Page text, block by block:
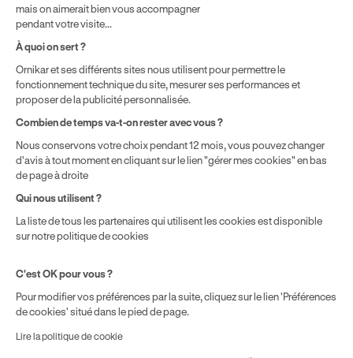
localisation géographique et du type de formules que vous
achetez comme détaillé dans nosConditions Générales de
Vente.
mais on aimerait bien vous accompagner
pendant votre visite...
À quoi on sert ?
Ornikar et ses différents sites nous utilisent pour permettre le
fonctionnement technique du site, mesurer ses performances et
proposer de la publicité personnalisée.
Combien de temps va-t-on rester avec vous ?
Nous conservons votre choix pendant 12 mois, vous pouvez changer
d'avis à tout moment en cliquant sur le lien "gérer mes cookies" en bas
de page à droite
Qui nous utilisent ?
La liste de tous les partenaires qui utilisent les cookies est disponible
sur notre politique de cookies
C'est OK pour vous ?
Pour modifier vos préférences par la suite, cliquez sur le lien 'Préférences
de cookies' situé dans le pied de page.
Lire la politique de cookie